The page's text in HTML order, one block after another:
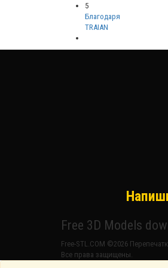
5
Благодаря
TRAIAN
Free 3D Models
Free-STL.COM ©2026
Все права защищены.